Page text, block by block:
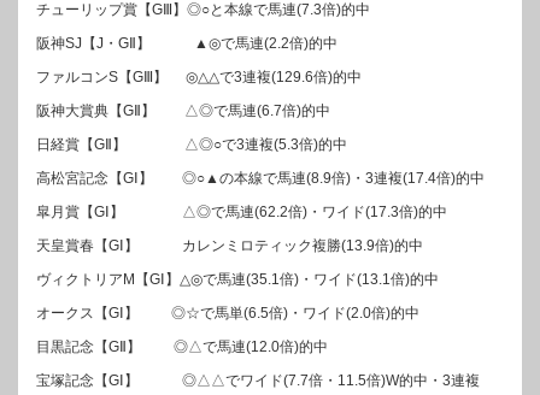
チューリップ賞【GⅢ】◎○と本線で馬連(7.3倍)的中
阪神SJ【J・GⅡ】 ▲◎で馬連(2.2倍)的中
ファルコンS【GⅢ】 ◎△△で3連複(129.6倍)的中
阪神大賞典【GⅡ】 △◎で馬連(6.7倍)的中
日経賞【GⅡ】 △◎○で3連複(5.3倍)的中
高松宮記念【GⅠ】 ◎○▲の本線で馬連(8.9倍)・3連複(17.4倍)的中
皐月賞【GⅠ】 △◎で馬連(62.2倍)・ワイド(17.3倍)的中
天皇賞春【GⅠ】 カレンミロティック複勝(13.9倍)的中
ヴィクトリアM【GⅠ】△◎で馬連(35.1倍)・ワイド(13.1倍)的中
オークス【GⅠ】 ◎☆で馬単(6.5倍)・ワイド(2.0倍)的中
目黒記念【GⅡ】 ◎△で馬連(12.0倍)的中
宝塚記念【GⅠ】 ◎△△でワイド(7.7倍・11.5倍)W的中・3連複